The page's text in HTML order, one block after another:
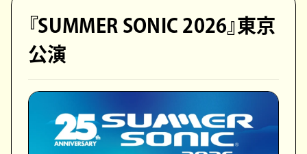
『SUMMER SONIC 2026』東京
公演